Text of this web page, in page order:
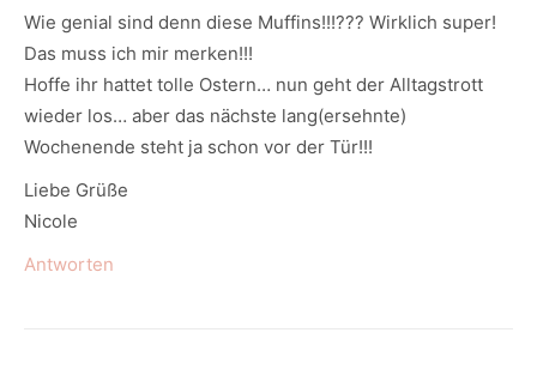
Wie genial sind denn diese Muffins!!!??? Wirklich super!
Das muss ich mir merken!!!
Hoffe ihr hattet tolle Ostern… nun geht der Alltagstrott
wieder los… aber das nächste lang(ersehnte)
Wochenende steht ja schon vor der Tür!!!
Liebe Grüße
Nicole
Antworten